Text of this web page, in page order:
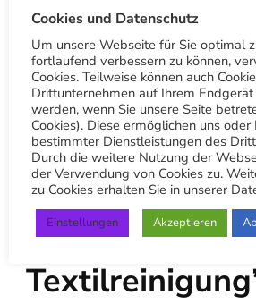
Google:
Hauptsitz
Google:
Botnang
Vielen Dank
Hol dir unsere
“Stuttgart
Cookies und Datenschutz
Um unsere Webseite für Sie optimal
fortlaufend verbessern zu können,
Cookies. Teilweise können auch
Drittunternehmen auf Ihrem
werden, wenn Sie unsere Seite
Cookies). Diese ermöglichen uns
bestimmter Dienstleistungen des
Durch die weitere Nutzung der
der Verwendung von Cookies zu.
zu Cookies erhalten Sie in unserer
Einstellungen Akzeptieren